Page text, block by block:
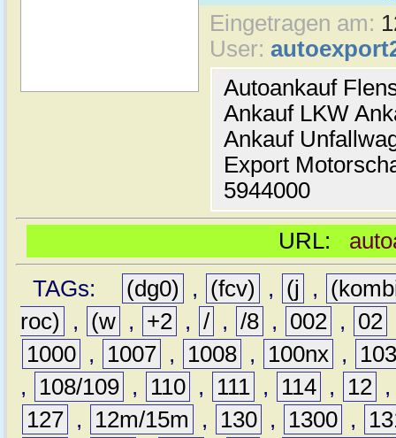
Eingetragen am:
User:
Autoankauf
Ankauf LKW
Ankauf
Export
5944000
URL:
TAGs:
(dg0) , (fcv) , (j ,
roc)
, (w , +2 , / , /8 , 002 , 02
1000 , 1007 , 1008 , 100nx ,
,
108/109 , 110 , 111 , 114 , 12
127 , 12m/15m , 130 , 1300 ,